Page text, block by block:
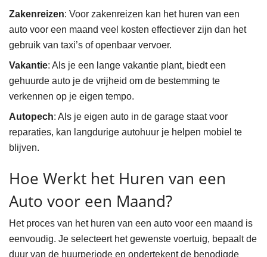
Zakenreizen: Voor zakenreizen kan het huren van een
auto voor een maand veel kosten effectiever zijn dan het
gebruik van taxi’s of openbaar vervoer.
Vakantie: Als je een lange vakantie plant, biedt een
gehuurde auto je de vrijheid om de bestemming te
verkennen op je eigen tempo.
Autopech: Als je eigen auto in de garage staat voor
reparaties, kan langdurige autohuur je helpen mobiel te
blijven.
Hoe Werkt het Huren van een
Auto voor een Maand?
Het proces van het huren van een auto voor een maand is
eenvoudig. Je selecteert het gewenste voertuig, bepaalt de
duur van de huurperiode en ondertekent de benodigde